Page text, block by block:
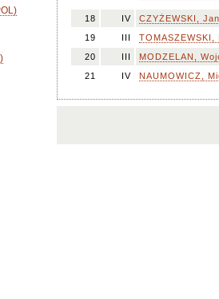
18 IV
CZYŻEWSKI, Jan
19
III
TOMASZEWSKI,
20
III
MODZELAN,
21
IV NAUMOWICZ,